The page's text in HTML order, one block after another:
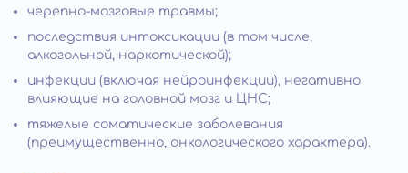
черепно-мозговые травмы;
последствия интоксикации (в том числе,
алкогольной, наркотической);
инфекции (включая нейроинфекции), негативно
влияющие на головной мозг и ЦНС;
тяжелые соматические заболевания
(преимущественно, онкологического характера).